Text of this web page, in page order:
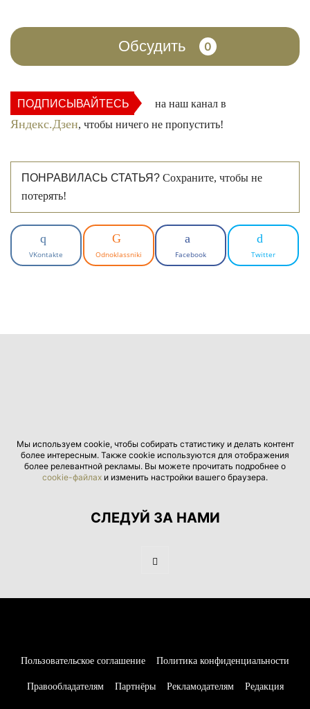
Обсудить 0
ПОДПИСЫВАЙТЕСЬ на наш канал в
Яндекс.Дзен, чтобы ничего не пропустить!
ПОНРАВИЛАСЬ СТАТЬЯ? Сохраните, чтобы не
потерять!
VKontakte Odnoklassniki Facebook Twitter
Мы используем cookie, чтобы собирать статистику и делать контент
более интересным. Также cookie используются для отображения
более релевантной рекламы. Вы можете прочитать подробнее о
cookie-файлах и изменить настройки вашего браузера.
СЛЕДУЙ ЗА НАМИ
Пользовательское соглашение Политика конфиденциальности
Правообладателям Партнёры Рекламодателям Редакция